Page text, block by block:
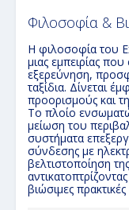
Φιλοσοφία &
Η φιλοσοφία του
μιας εμπειρίας
εξερεύνηση,
ταξίδια. Δίνεται
προορισμούς και
Το πλοίο
μείωση του
συστήματα
σύνδεσης με
βελτιστοποίηση
βιώσιμες